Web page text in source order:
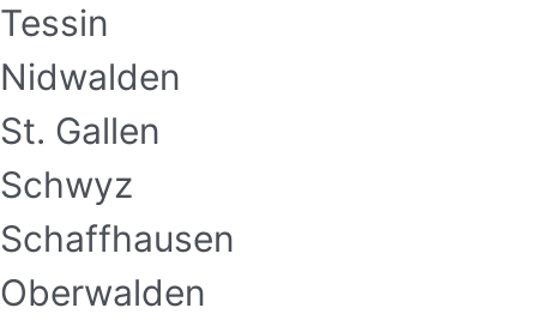
Tessin
Nidwalden
St. Gallen
Schwyz
Schaffhausen
Oberwalden